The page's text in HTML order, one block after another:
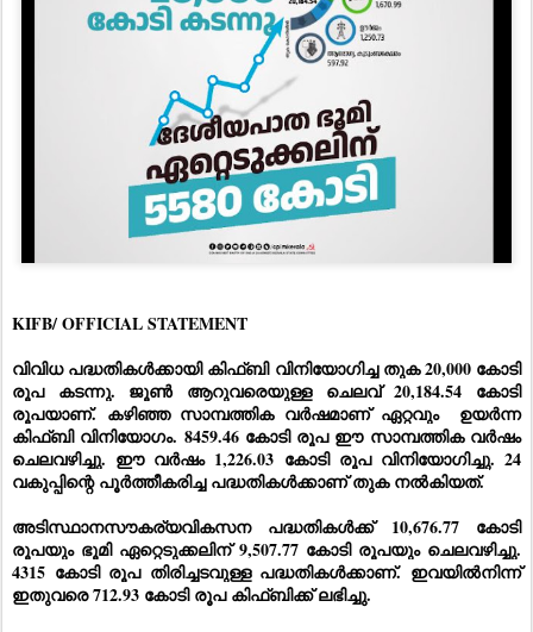
KIFB/ OFFICIAL STATEMENT
വിവിധ പദ്ധതികൾക്കായി കിഫ്ബി വിനിയോഗിച്ച തുക 20,000 കോടി
രൂപ കടന്നു. ജൂൺ ആറുവരെയുള്ള ചെലവ്‌ 20,184.54 കോടി
രൂപയാണ്. കഴിഞ്ഞ സാമ്പത്തിക വർഷമാണ് ഏറ്റവും  ഉയർന്ന
കിഫ്‌ബി വിനിയോഗം. 8459.46 കോടി രൂപ ഈ സാമ്പത്തിക വർഷം
ചെലവഴിച്ചു. ഈ വർഷം 1,226.03 കോടി രൂപ വിനിയോഗിച്ചു. 24
വകുപ്പിന്റെ പൂർത്തീകരിച്ച പദ്ധതികൾക്കാണ്‌ തുക നൽകിയത്‌.
അടിസ്ഥാനസൗകര്യവികസന പദ്ധതികൾക്ക്‌ 10,676.77 കോടി
രൂപയും ഭൂമി ഏറ്റെടുക്കലിന്‌ 9,507.77 കോടി രൂപയും ചെലവഴിച്ചു.
4315 കോടി രൂപ തിരിച്ചടവുള്ള പദ്ധതികൾക്കാണ്. ഇവയിൽനിന്ന്‌
ഇതുവരെ 712.93 കോടി രൂപ കിഫ്ബിക്ക് ലഭിച്ചു.